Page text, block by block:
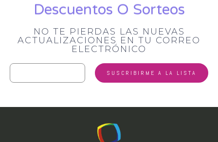
Descuentos O Sorteos
NO TE PIERDAS LAS NUEVAS
ACTUALIZACIONES EN TU CORREO
ELECTRÓNICO